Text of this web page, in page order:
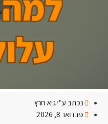
נכתב ע"יגיא חרץ
פברואר 8, 2026